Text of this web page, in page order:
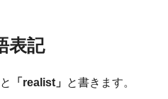
表記
「realist」 と書きます。